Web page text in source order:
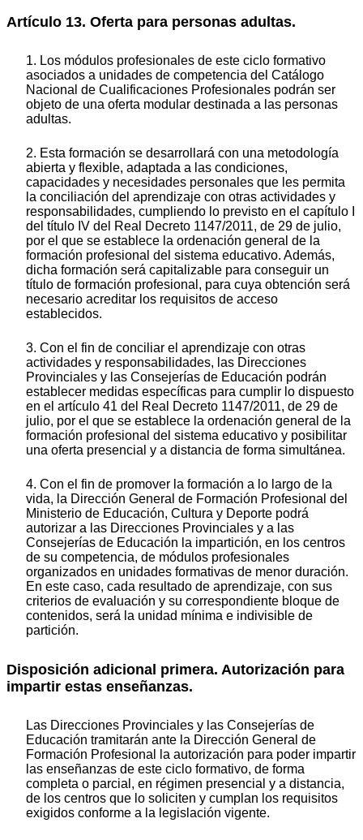
Artículo 13. Oferta para personas adultas.
1. Los módulos profesionales de este ciclo formativo
asociados a unidades de competencia del Catálogo
Nacional de Cualificaciones Profesionales podrán ser
objeto de una oferta modular destinada a las personas
adultas.
2. Esta formación se desarrollará con una metodología
abierta y flexible, adaptada a las condiciones,
capacidades y necesidades personales que les permita
la conciliación del aprendizaje con otras actividades y
responsabilidades, cumpliendo lo previsto en el capítulo I
del título IV del Real Decreto 1147/2011, de 29 de julio,
por el que se establece la ordenación general de la
formación profesional del sistema educativo. Además,
dicha formación será capitalizable para conseguir un
título de formación profesional, para cuya obtención será
necesario acreditar los requisitos de acceso
establecidos.
3. Con el fin de conciliar el aprendizaje con otras
actividades y responsabilidades, las Direcciones
Provinciales y las Consejerías de Educación podrán
establecer medidas específicas para cumplir lo dispuesto
en el artículo 41 del Real Decreto 1147/2011, de 29 de
julio, por el que se establece la ordenación general de la
formación profesional del sistema educativo y posibilitar
una oferta presencial y a distancia de forma simultánea.
4. Con el fin de promover la formación a lo largo de la
vida, la Dirección General de Formación Profesional del
Ministerio de Educación, Cultura y Deporte podrá
autorizar a las Direcciones Provinciales y a las
Consejerías de Educación la impartición, en los centros
de su competencia, de módulos profesionales
organizados en unidades formativas de menor duración.
En este caso, cada resultado de aprendizaje, con sus
criterios de evaluación y su correspondiente bloque de
contenidos, será la unidad mínima e indivisible de
partición.
Disposición adicional primera. Autorización para
impartir estas enseñanzas.
Las Direcciones Provinciales y las Consejerías de
Educación tramitarán ante la Dirección General de
Formación Profesional la autorización para poder impartir
las enseñanzas de este ciclo formativo, de forma
completa o parcial, en régimen presencial y a distancia,
de los centros que lo soliciten y cumplan los requisitos
exigidos conforme a la legislación vigente.